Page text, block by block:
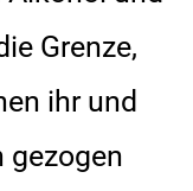
Grenze,
ihr und
gezogen